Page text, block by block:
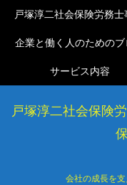
戸塚淳二社会保険
会社の成長を
企業と働く人のためのブ
サービス内容